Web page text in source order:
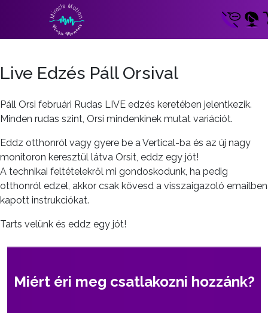
Live Edzés Páll Orsival
Páll Orsi februári Rudas LIVE edzés keretében jelentkezik.
Minden rudas szint, Orsi mindenkinek mutat variációt.
Eddz otthonról vagy gyere be a Vertical-ba és az új nagy
monitoron keresztül látva Orsit, eddz egy jót!
A technikai feltételekről mi gondoskodunk, ha pedig
otthonról edzel, akkor csak kövesd a visszaigazoló emailben
kapott instrukciókat.
Tarts velünk és eddz egy jót!
Miért éri meg csatlakozni hozzánk?